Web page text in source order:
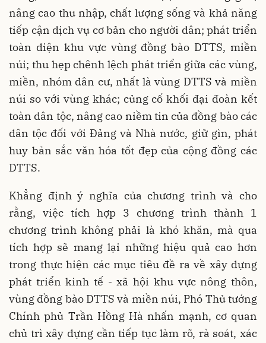
nâng cao thu nhập, chất lượng sống và khả năng
tiếp cận dịch vụ cơ bản cho người dân; phát triển
toàn diện khu vực vùng đồng bào DTTS, miền
núi; thu hẹp chênh lệch phát triển giữa các vùng,
miền, nhóm dân cư, nhất là vùng DTTS và miền
núi so với vùng khác; củng cố khối đại đoàn kết
toàn dân tộc, nâng cao niềm tin của đồng bào các
dân tộc đối với Đảng và Nhà nước, giữ gìn, phát
huy bản sắc văn hóa tốt đẹp của cộng đồng các
DTTS.
Khẳng định ý nghĩa của chương trình và cho
rằng, việc tích hợp 3 chương trình thành 1
chương trình không phải là khó khăn, mà qua
tích hợp sẽ mang lại những hiệu quả cao hơn
trong thực hiện các mục tiêu đề ra về xây dựng
phát triển kinh tế - xã hội khu vực nông thôn,
vùng đồng bào DTTS và miền núi, Phó Thủ tướng
Chính phủ Trần Hồng Hà nhấn mạnh, cơ quan
chủ trì xây dựng cần tiếp tục làm rõ, rà soát, xác